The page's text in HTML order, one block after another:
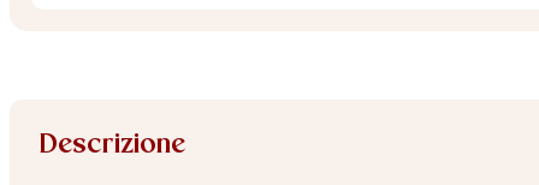
Descrizione